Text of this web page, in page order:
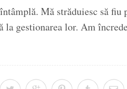
Mă străduiesc să fiu
gestionarea lor. Am